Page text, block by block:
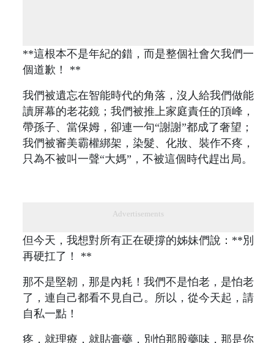
**這根本不是年紀的錯，而是整個社會欠我們一
個道歉！ **
我們被遺忘在智能時代的角落，沒人給我們做能
讀屏幕的老花鏡；我們被推上家庭責任的頂峰，
帶孫子、當保姆，卻連一句“謝謝”都成了奢望；
我們被審美霸權綁架，染髮、化妝、裝作不疼，
只為不被叫一聲“大媽”，不被這個時代趕出局。
Advertisements
但今天，我想對所有正在硬撐的姊妹們說：**別
再硬扛了！ **
那不是堅韌，那是內耗！我們不是怕老，是怕老
了，連自己都看不見自己。所以，從今天起，請
自私一點！
疼，就理療，就貼膏藥，別怕那股藥味，那是你